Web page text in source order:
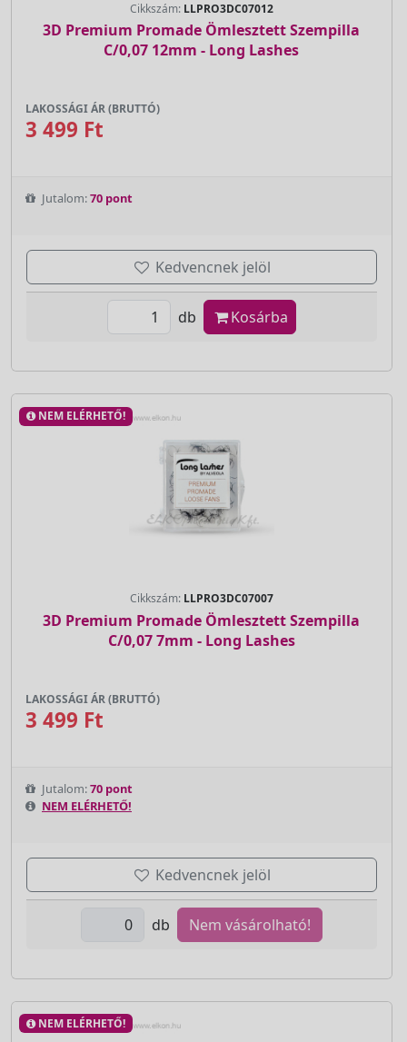
Cikkszám: LLPRO3DC07012
3D Premium Promade Ömlesztett Szempilla
C/0,07 12mm - Long Lashes
LAKOSSÁGI ÁR (BRUTTÓ)
3 499 Ft
Jutalom:70 pont
Kedvencnek jelöl
db Kosárba
NEM ELÉRHETŐ!
Cikkszám: LLPRO3DC07007
3D Premium Promade Ömlesztett Szempilla
C/0,07 7mm - Long Lashes
LAKOSSÁGI ÁR (BRUTTÓ)
3 499 Ft
Jutalom:70 pont
NEM ELÉRHETŐ!
Kedvencnek jelöl
db Nem vásárolható!
NEM ELÉRHETŐ!